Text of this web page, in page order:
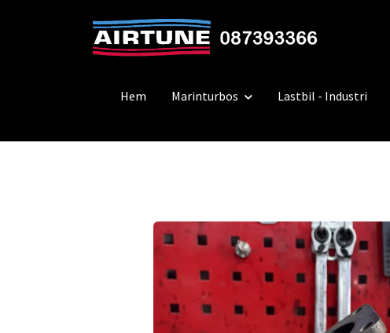
Hem Marinturbos Lastbil - Industri